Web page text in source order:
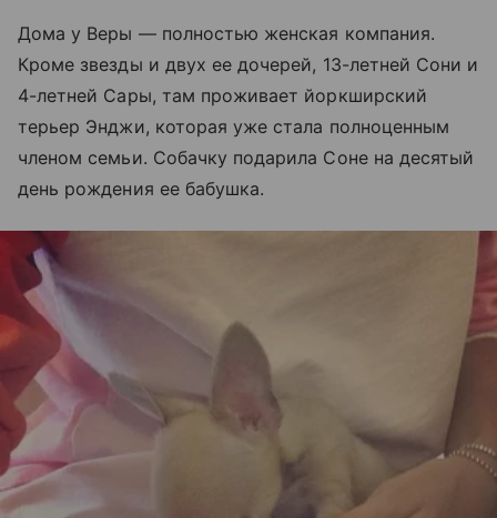
Дома у Веры — полностью женская компания.
Кроме звезды и двух ее дочерей, 13-летней Сони и
4-летней Сары, там проживает йоркширский
терьер Энджи, которая уже стала полноценным
членом семьи. Собачку подарила Соне на десятый
день рождения ее бабушка.